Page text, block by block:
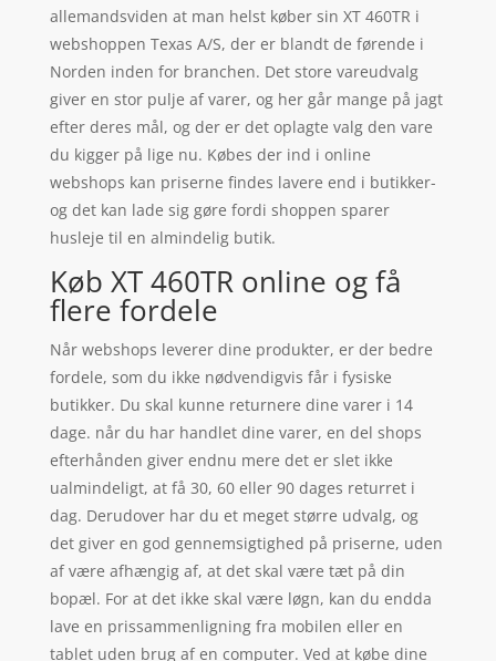
allemandsviden at man helst køber sin XT 460TR i
webshoppen Texas A/S, der er blandt de førende i
Norden inden for branchen. Det store vareudvalg
giver en stor pulje af varer, og her går mange på jagt
efter deres mål, og der er det oplagte valg den vare
du kigger på lige nu. Købes der ind i online
webshops kan priserne findes lavere end i butikker-
og det kan lade sig gøre fordi shoppen sparer
husleje til en almindelig butik.
Køb XT 460TR online og få
flere fordele
Når webshops leverer dine produkter, er der bedre
fordele, som du ikke nødvendigvis får i fysiske
butikker. Du skal kunne returnere dine varer i 14
dage. når du har handlet dine varer, en del shops
efterhånden giver endnu mere det er slet ikke
ualmindeligt, at få 30, 60 eller 90 dages returret i
dag. Derudover har du et meget større udvalg, og
det giver en god gennemsigtighed på priserne, uden
af være afhængig af, at det skal være tæt på din
bopæl. For at det ikke skal være løgn, kan du endda
lave en prissammenligning fra mobilen eller en
tablet uden brug af en computer. Ved at købe dine